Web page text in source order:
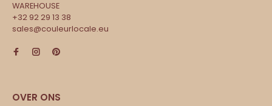
WAREHOUSE
+32 92 29 13 38
sales@couleurlocale.eu